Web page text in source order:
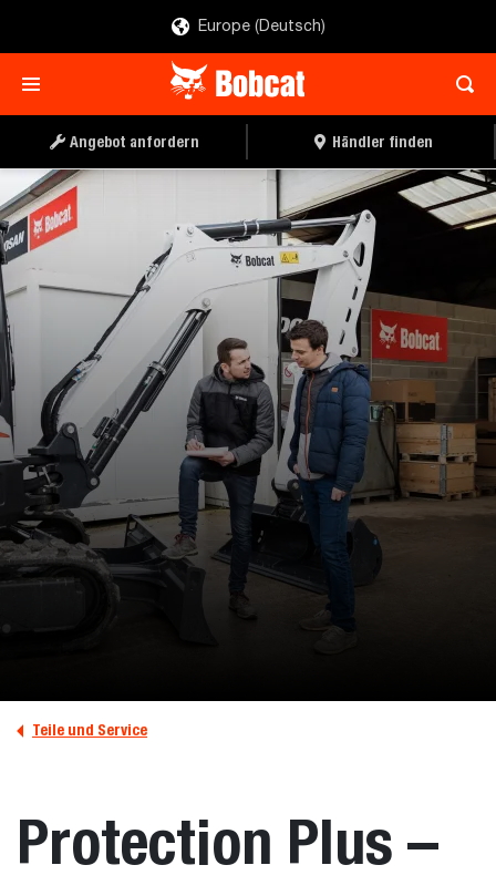
Europe (Deutsch)
Angebot anfordern Händler finden
Teile und Service
Protection Plus –